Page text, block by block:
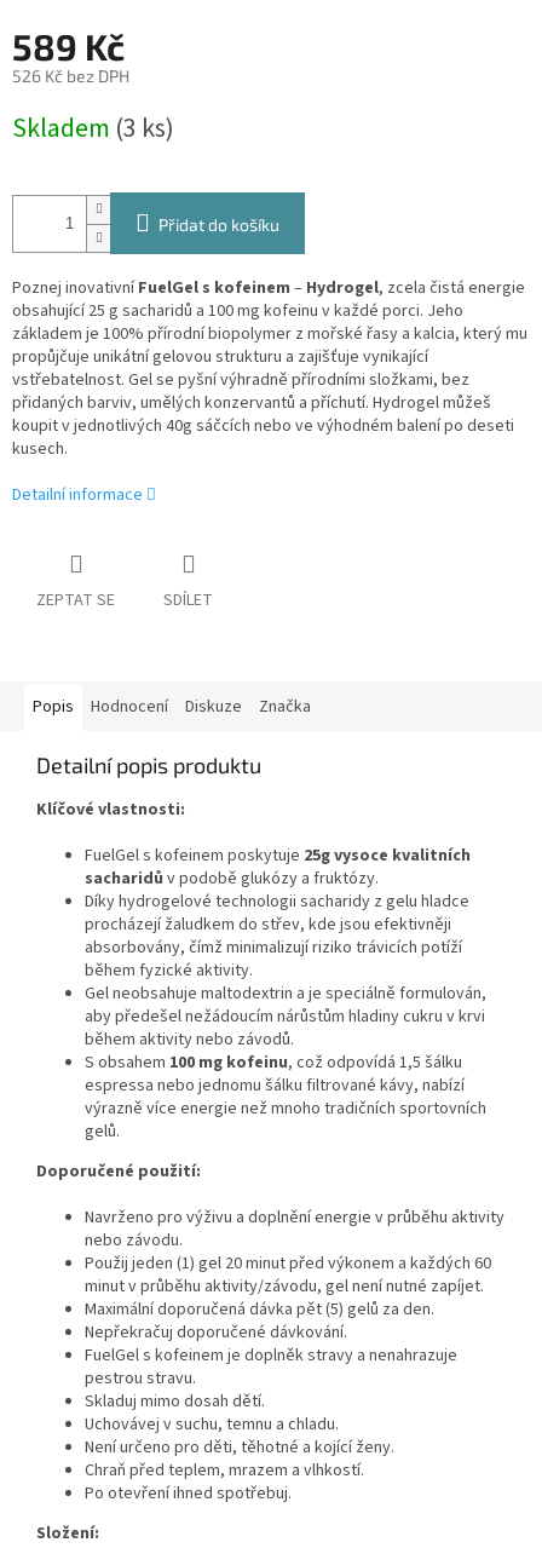
589 Kč
526 Kč bez DPH
cena:
Skladem (3 ks)
Přidat do košíku
Poznej inovativníFuelGel s kofeinem – Hydrogel, zcela čistá energie
obsahující 25 g sacharidů a 100 mg kofeinu v každé porci. Jeho
základem je 100% přírodní biopolymer z mořské řasy a kalcia, který mu
propůjčuje unikátní gelovou strukturu a zajišťuje vynikající
vstřebatelnost. Gel se pyšní výhradně přírodními složkami, bez
přidaných barviv, umělých konzervantů a příchutí. Hydrogel můžeš
koupit v jednotlivých 40g sáčcích nebo ve výhodném balení po deseti
kusech.
Detailní informace
ZEPTAT SE SDÍLET
Popis Hodnocení Diskuze Značka
Detailní popis produktu
Klíčové vlastnosti:
FuelGel s kofeinem poskytuje 25g vysoce kvalitních
sacharidů v podobě glukózy a fruktózy.
Díky hydrogelové technologii sacharidy z gelu hladce
procházejí žaludkem do střev, kde jsou efektivněji
absorbovány, čímž minimalizují riziko trávicích potíží
během fyzické aktivity.
Gel neobsahuje maltodextrin a je speciálně formulován,
aby předešel nežádoucím nárůstům hladiny cukru v krvi
během aktivity nebo závodů.
S obsahem 100 mg kofeinu, což odpovídá 1,5 šálku
espressa nebo jednomu šálku filtrované kávy, nabízí
výrazně více energie než mnoho tradičních sportovních
gelů.
Doporučené použití:
Navrženo pro výživu a doplnění energie v průběhu aktivity
nebo závodu.
Použij jeden (1) gel 20 minut před výkonem a každých 60
minut v průběhu aktivity/závodu, gel není nutné zapíjet.
Maximální doporučená dávka pět (5) gelů za den.
Nepřekračuj doporučené dávkování.
FuelGel s kofeinem je doplněk stravy a nenahrazuje
pestrou stravu.
Skladuj mimo dosah dětí.
Uchovávej v suchu, temnu a chladu.
Není určeno pro děti, těhotné a kojící ženy.
Chraň před teplem, mrazem a vlhkostí.
Po otevření ihned spotřebuj.
Složení: